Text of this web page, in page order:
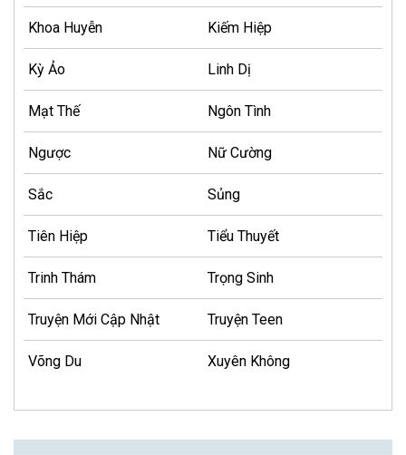
Khoa Huyễn Kiếm Hiệp
Kỳ Ảo Linh Dị
Mạt Thế Ngôn Tình
Ngược Nữ Cường
Sắc Sủng
Tiên Hiệp Tiểu Thuyết
Trinh Thám Trọng Sinh
Truyện Mới Cập Nhật Truyện Teen
Võng Du Xuyên Không